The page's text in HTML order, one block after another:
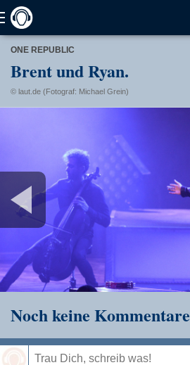
ONE REPUBLIC
Brent und Ryan.
© laut.de (Fotograf: Michael Grein)
Noch keine Kommentare